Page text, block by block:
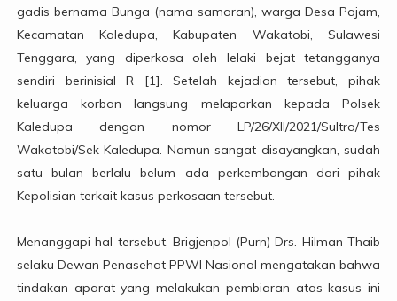
gadis bernama Bunga (nama samaran), warga Desa Pajam,
Kecamatan Kaledupa, Kabupaten Wakatobi, Sulawesi
Tenggara, yang diperkosa oleh lelaki bejat tetangganya
sendiri berinisial R [1]. Setelah kejadian tersebut, pihak
keluarga korban langsung melaporkan kepada Polsek
Kaledupa dengan nomor LP/26/XII/2021/Sultra/Tes
Wakatobi/Sek Kaledupa. Namun sangat disayangkan, sudah
satu bulan berlalu belum ada perkembangan dari pihak
Kepolisian terkait kasus perkosaan tersebut.
Menanggapi hal tersebut, Brigjenpol (Purn) Drs. Hilman Thaib
selaku Dewan Penasehat PPWI Nasional mengatakan bahwa
tindakan aparat yang melakukan pembiaran atas kasus ini